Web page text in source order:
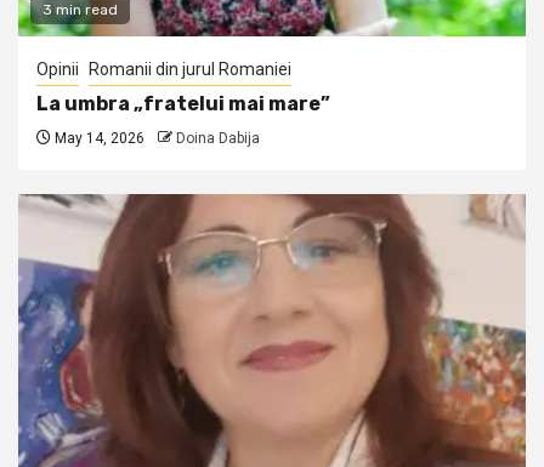
3 min read
Opinii Romanii din jurul Romaniei
La umbra „fratelui mai mare”
May 14, 2026 Doina Dabija